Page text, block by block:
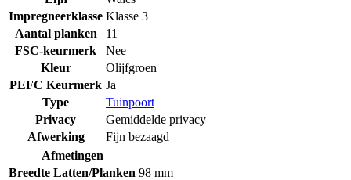
Impregneerklasse Klasse 3
Aantal planken
11
FSC-keurmerk
Nee
Kleur
Olijfgroen
PEFC Keurmerk Ja
Type
Tuinpoort
Privacy
Gemiddelde privacy
Afwerking
Fijn bezaagd
Afmetingen
Breedte Latten/Planken 98 mm